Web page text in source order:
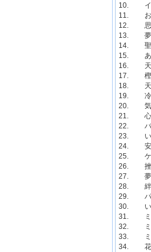
10. イ
11. お
12. 思
13. 夢
14.
15. あ
16. 天
17.
18.
19.
20. 気
21. 心
22.
23.
24.
25.
26.
27. 夢
29. パ
30. い
31. ミ
32. ミニ
33. ミ
34.